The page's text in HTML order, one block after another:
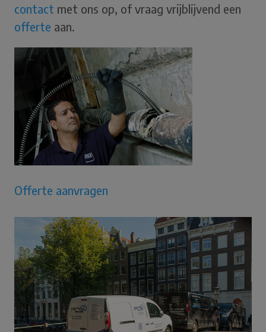
contact met ons op, of vraag vrijblijvend een
offerte aan.
Offerte aanvragen